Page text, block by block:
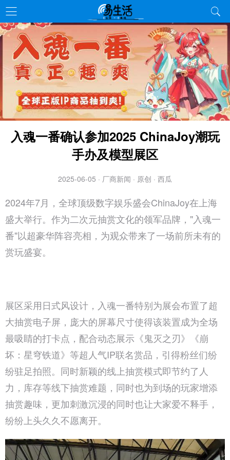
入魂一番确认参加2025 ChinaJoy潮玩
手办及模型展区
2025-06-05 · 厂商新闻 · 原创 · 西瓜
2024年7月，全球顶级数字娱乐盛会ChinaJoy在上海
盛大举行。作为二次元抽赏文化的领军品牌，"入魂一
番"以超豪华阵容亮相，为观众带来了一场前所未有的
赏玩盛宴。
展区采用日式风设计，入魂一番特别为展会布置了超
大抽赏电子屏，庞大的屏幕尺寸使得该装置成为全场
最吸睛的打卡点，配合动态展示《鬼灭之刃》《崩
坏：星穹铁道》等超人气IP联名赏品，引得粉丝们纷
纷驻足拍照。同时新颖的线上抽赏模式即节约了人
力，库存等线下抽赏难题，同时也为到场的玩家增添
抽赏趣味，更加刺激沉浸的同时也让大家爱不释手，
纷纷上头久久不愿离开。